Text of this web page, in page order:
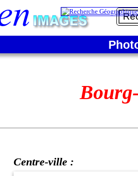
Centre-ville :